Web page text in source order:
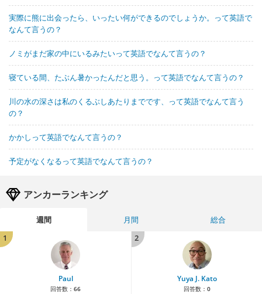
実際に熊に出会ったら、いったい何ができるのでしょうか。って英語で
なんて言うの？
ノミがまだ家の中にいるみたいって英語でなんて言うの？
寝ている間、たぶん暑かったんだと思う。って英語でなんて言うの？
川の水の深さは私のくるぶしあたりまでです、って英語でなんて言う
の？
かかしって英語でなんて言うの？
予定がなくなるって英語でなんて言うの？
アンカーランキング
週間 月間
総合
1
Paul
回答数： 66
2
Yuya J. Kato
回答数： 0